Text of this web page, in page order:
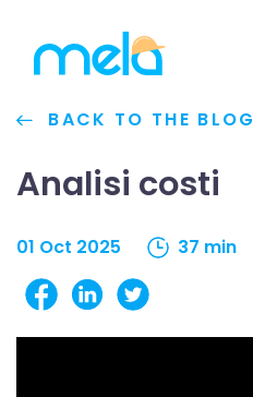
BACK TO THE BLOG
Analisi costi
01 Oct 2025 37 min